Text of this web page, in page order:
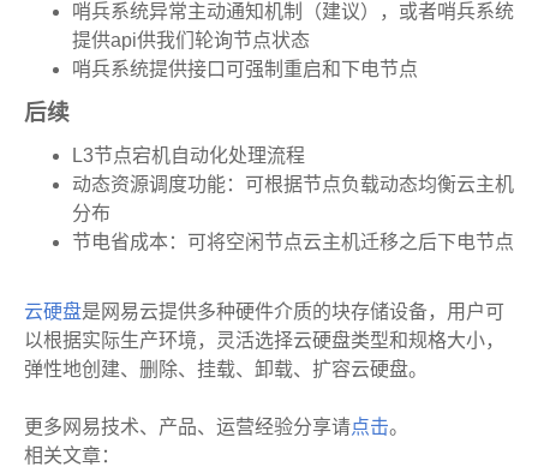
哨兵系统异常主动通知机制（建议），或者哨兵系统
提供api供我们轮询节点状态
哨兵系统提供接口可强制重启和下电节点
后续
L3节点宕机自动化处理流程
动态资源调度功能：可根据节点负载动态均衡云主机
分布
节电省成本：可将空闲节点云主机迁移之后下电节点
云硬盘是网易云提供多种硬件介质的块存储设备，用户可
以根据实际生产环境，灵活选择云硬盘类型和规格大小，
弹性地创建、删除、挂载、卸载、扩容云硬盘。
更多网易技术、产品、运营经验分享请点击。
相关文章：